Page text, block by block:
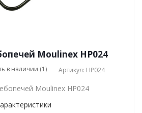
Moulinex HP024
в наличии (1) Артикул: HP024
Moulinex HP024